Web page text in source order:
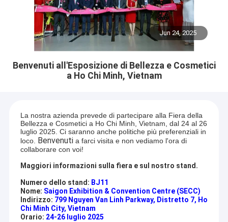
Jun 24, 2025
Benvenuti all'Esposizione di Bellezza e Cosmetici
a Ho Chi Minh, Vietnam
La nostra azienda prevede di partecipare alla Fiera della
Bellezza e Cosmetici a Ho Chi Minh, Vietnam, dal 24 al 26
luglio 2025. Ci saranno anche politiche più preferenziali in
loco. Benvenutia farci visita e non vediamo l'ora di
collaborare con voi!
Maggiori informazioni sulla fiera e sul nostro stand.
Numero dello stand: BJ11
Nome: Saigon Exhibition & Convention Centre (SECC)
Indirizzo: 799 Nguyen Van Linh Parkway, Distretto 7, Ho
Chi Minh City, Vietnam
Orario: 24-26 luglio 2025